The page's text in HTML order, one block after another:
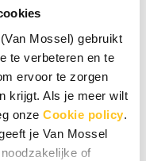
Mossel) gebruikt
te verbeteren en te
ervoor te zorgen
krijgt. Als je meer wilt
onze Cookie policy.
je Van Mossel
of
het richten,
Er is veel
verschillende
schades. Op
wij met de
Vanuit de
medewerkers
auto’s perfect